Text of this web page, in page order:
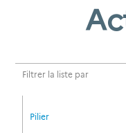
Filtrer la liste par
Pilier